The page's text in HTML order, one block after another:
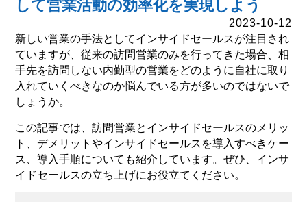
して営業活動の効率化を実現しよう
2023-10-12
新しい営業の手法としてインサイドセールスが注目され
ていますが、従来の訪問営業のみを行ってきた場合、相
手先を訪問しない内勤型の営業をどのように自社に取り
入れていくべきなのか悩んでいる方が多いのではないで
しょうか。
この記事では、訪問営業とインサイドセールスのメリッ
ト、デメリットやインサイドセールスを導入すべきケー
ス、導入手順についても紹介しています。ぜひ、インサ
イドセールスの立ち上げにお役立てください。